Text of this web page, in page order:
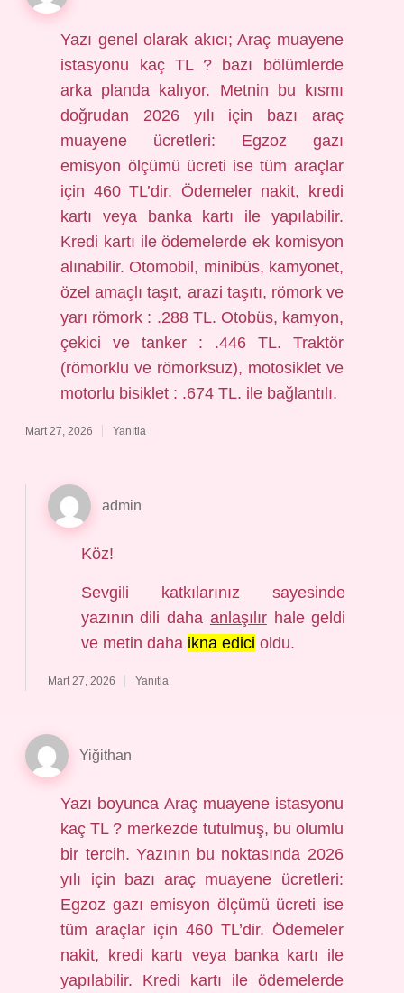
Yazı genel olarak akıcı; Araç muayene
istasyonu kaç TL ? bazı bölümlerde
arka planda kalıyor. Metnin bu kısmı
doğrudan 2026 yılı için bazı araç
muayene ücretleri: Egzoz gazı
emisyon ölçümü ücreti ise tüm araçlar
için 460 TL’dir. Ödemeler nakit, kredi
kartı veya banka kartı ile yapılabilir.
Kredi kartı ile ödemelerde ek komisyon
alınabilir. Otomobil, minibüs, kamyonet,
özel amaçlı taşıt, arazi taşıtı, römork ve
yarı römork : .288 TL. Otobüs, kamyon,
çekici ve tanker : .446 TL. Traktör
(römorklu ve römorksuz), motosiklet ve
motorlu bisiklet : .674 TL. ile bağlantılı.
Mart 27, 2026 Yanıtla
admin
Köz!
Sevgili katkılarınız sayesinde
yazının dili daha anlaşılırhale geldi
ve metin daha ikna edici oldu.
Mart 27, 2026 Yanıtla
Yiğithan
Yazı boyunca Araç muayene istasyonu
kaç TL ? merkezde tutulmuş, bu olumlu
bir tercih. Yazının bu noktasında 2026
yılı için bazı araç muayene ücretleri:
Egzoz gazı emisyon ölçümü ücreti ise
tüm araçlar için 460 TL’dir. Ödemeler
nakit, kredi kartı veya banka kartı ile
yapılabilir. Kredi kartı ile ödemelerde